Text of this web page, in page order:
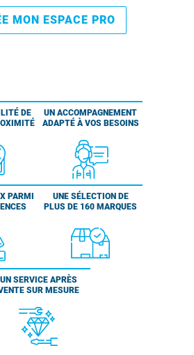
MON ESPACE PRO
DE
UN ACCOMPAGNEMENT
ADAPTÉ À VOS BESOINS
PARMI
UNE SÉLECTION DE
PLUS DE 160 MARQUES
UN SERVICE APRÈS
SUR MESURE